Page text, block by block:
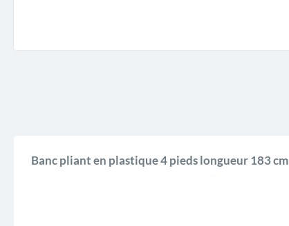
Banc pliant en plastique 4 pieds longueur 183 cm